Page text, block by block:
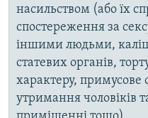
насильством (або їх
спостереження за
іншими людьми,
статевих органів,
характеру, примусове
утримання чоловіків